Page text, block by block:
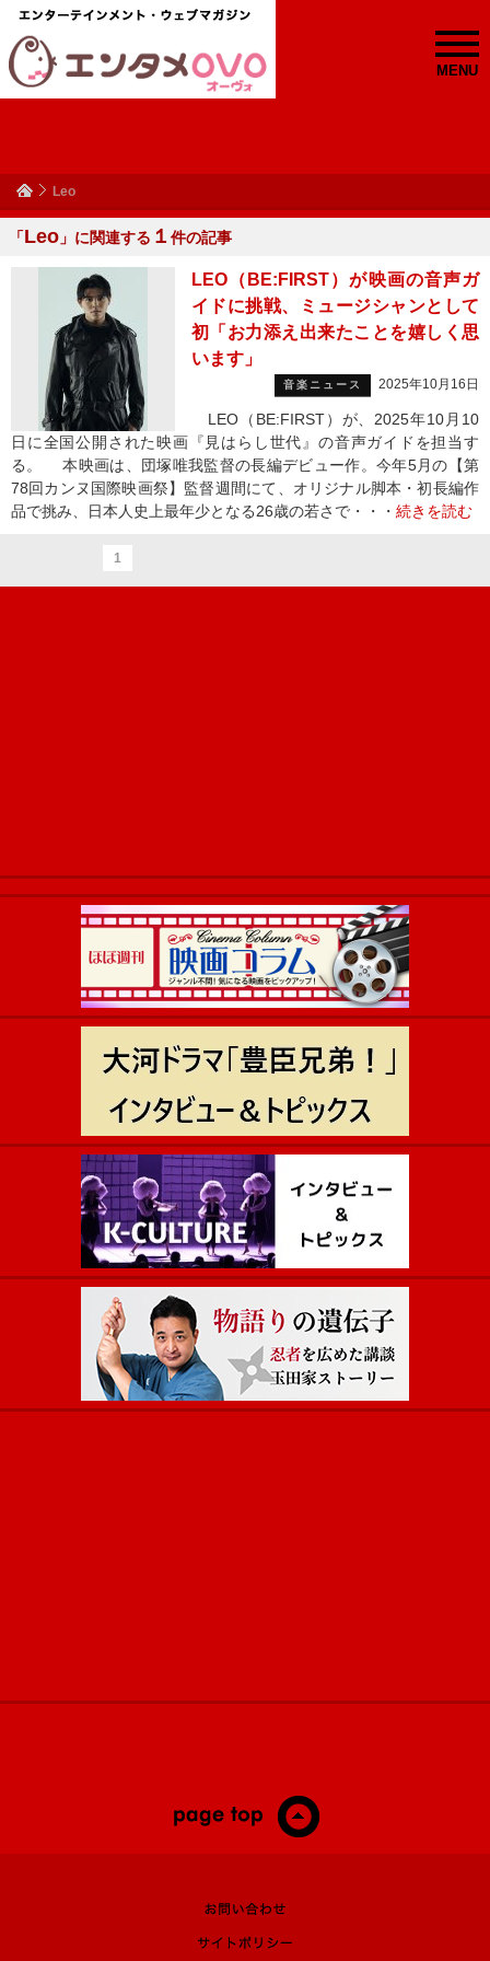
MENU
Leo
「Leo 」に関連する １ 件の記事
LEO（BE:FIRST）が映画の音声ガ
イドに挑戦、ミュージシャンとして
初「お力添え出来たことを嬉しく思
います」
音楽ニュース 2025年10月16日
LEO（BE:FIRST）が、2025年10月10
日に全国公開された映画『見はらし世代』の音声ガイドを担当す
る。 本映画は、団塚唯我監督の長編デビュー作。今年5月の【第
78回カンヌ国際映画祭】監督週間にて、オリジナル脚本・初長編作
品で挑み、日本人史上最年少となる26歳の若さで・・・ 続きを読む
1